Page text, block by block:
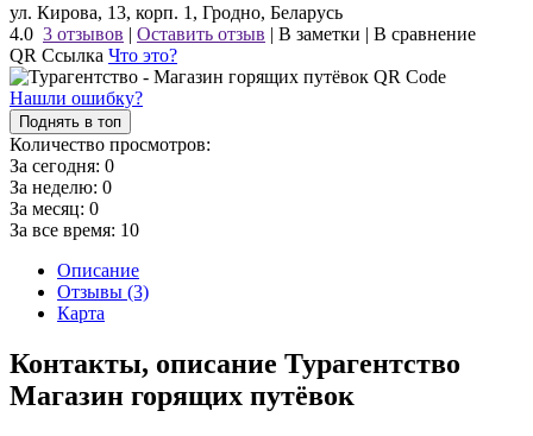
ул. Кирова, 13, корп. 1, Гродно, Беларусь
4.0 3 отзывов | Оставить отзыв | В заметки | В сравнение
QR Ссылка Что это?
Нашли ошибку?
Поднять в топ
Количество просмотров:
За сегодня: 0
За неделю: 0
За месяц: 0
За все время: 10
Описание
Отзывы (3)
Карта
Контакты, описание Турагентство
Магазин горящих путёвок